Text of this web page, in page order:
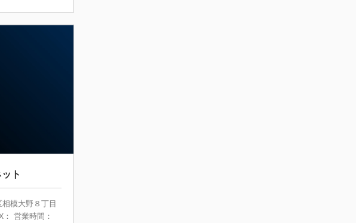
ト
模大野８丁目
営業時間：